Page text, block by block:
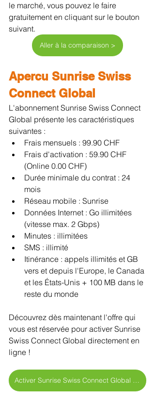
le marché, vous pouvez le faire
gratuitement en cliquant sur le bouton
suivant.
Aller à la comparaison >
Apercu Sunrise Swiss
Connect Global
L'abonnement Sunrise Swiss Connect
Global présente les caractéristiques
suivantes :
Frais mensuels : 99.90 CHF
Frais d'activation : 59.90 CHF
(Online 0.00 CHF)
Durée minimale du contrat : 24
mois
Réseau mobile : Sunrise
Données Internet : Go illimitées
(vitesse max. 2 Gbps)
Minutes : illimitées
SMS : illimité
Itinérance : appels illimités et GB
vers et depuis l'Europe, le Canada
et les États-Unis + 100 MB dans le
reste du monde
Découvrez dès maintenant l'offre qui
vous est réservée pour activer Sunrise
Swiss Connect Global directement en
ligne !
Activer Sunrise Swiss Connect Global en ligne >